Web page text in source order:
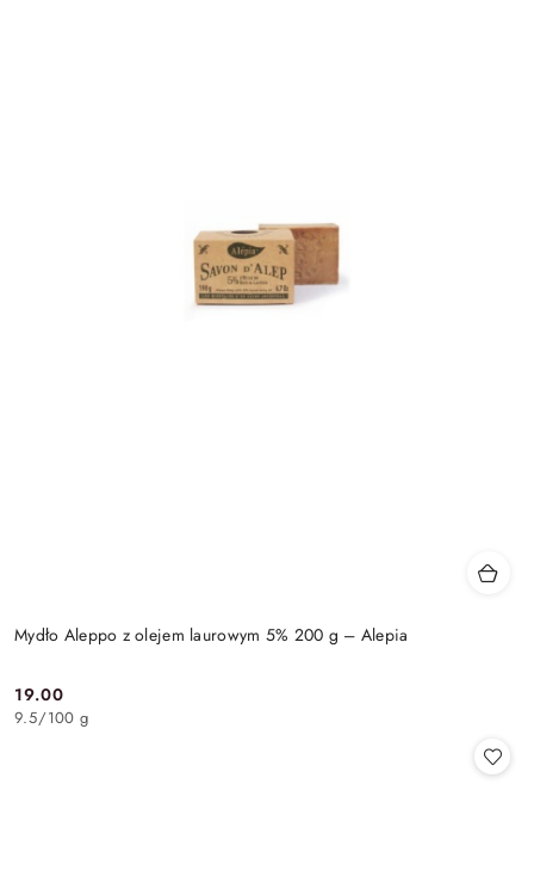
Mydło Aleppo z olejem laurowym 5% 200 g – Alepia
Cena:
19.00
9.5/100 g